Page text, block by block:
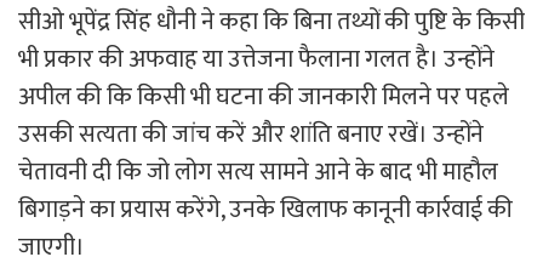
सीओ भूपेंद्र सिंह धौनी ने कहा कि बिना तथ्यों की पुष्टि के किसी
भी प्रकार की अफवाह या उत्तेजना फैलाना गलत है। उन्होंने
अपील की कि किसी भी घटना की जानकारी मिलने पर पहले
उसकी सत्यता की जांच करें और शांति बनाए रखें। उन्होंने
चेतावनी दी कि जो लोग सत्य सामने आने के बाद भी माहौल
बिगाड़ने का प्रयास करेंगे, उनके खिलाफ कानूनी कार्रवाई की
जाएगी।